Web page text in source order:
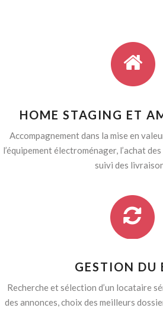
HOME STAGING ET
Accompagnement dans la mise en
l’équipement électroménager, l’achat
suivi des
GESTION DU
Recherche et sélection d’un locataire
des annonces, choix des meilleurs